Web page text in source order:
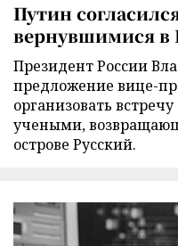
Путин
вернувшимися
Президент России
предложение вице-
организовать
учеными,
острове Русский.